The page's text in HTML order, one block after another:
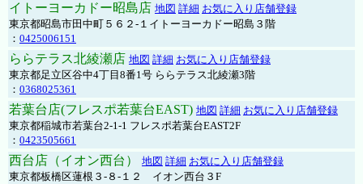
イトーヨーカドー昭島店 地図 詳細 お気に入り店舗登録
東京都昭島市田中町５６２-１イトーヨーカドー昭島３階
： 0425006151
ららテラス北綾瀬店 地図 詳細 お気に入り店舗登録
東京都足立区谷中4丁目8番1号 ららテラス北綾瀬3階
： 0368025361
若葉台店(フレスポ若葉台EAST) 地図 詳細 お気に入り店舗登録
東京都稲城市若葉台2-1-1 フレスポ若葉台EAST2F
： 0423505661
西台店（イオン西台） 地図 詳細 お気に入り店舗登録
東京都板橋区蓮根３-８-１２ イオン西台３F